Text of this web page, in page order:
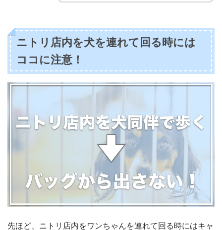
ニトリ店内を犬を連れて回る時には
ココに注意！
先ほど、ニトリ店内をワンちゃんを連れて回る時にはキャ